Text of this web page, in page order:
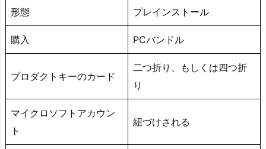
形態 プレインストール
購入 PCバンドル
プロダクトキーのカード
二つ折り、もしくは四つ折
り
マイクロソフトアカウン
ト
紐づけされる